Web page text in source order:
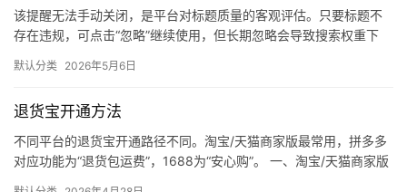
社
区
该提醒无法手动关闭，是平台对标题质量的客观评估。只要标题不
存在违规，可点击“忽略”继续使用，但长期忽略会导致搜索权重下
默认分类 2026年5月6日
退货宝开通方法
不同平台的退货宝开通路径不同。淘宝/天猫商家版最常用，拼多多
对应功能为“退货包运费”，1688为“安心购”。 一、淘宝/天猫商家版